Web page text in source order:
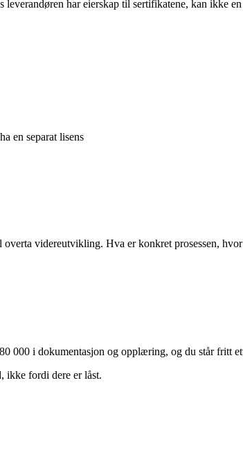
har eierskap til sertifikatene, kan ikke
en separat lisens
videreutvikling. Hva er konkret prosessen,
000 i dokumentasjon og opplæring, og du står fritt
ikke fordi dere er låst.